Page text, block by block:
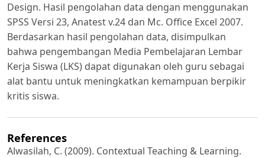
Design. Hasil pengolahan data dengan menggunakan
SPSS Versi 23, Anatest v.24 dan Mc. Office Excel 2007.
Berdasarkan hasil pengolahan data, disimpulkan
bahwa pengembangan Media Pembelajaran Lembar
Kerja Siswa (LKS) dapat digunakan oleh guru sebagai
alat bantu untuk meningkatkan kemampuan berpikir
kritis siswa.
References
Alwasilah, C. (2009). Contextual Teaching & Learning.